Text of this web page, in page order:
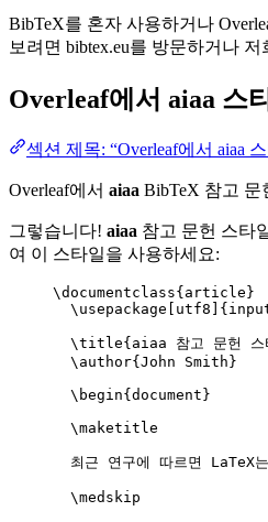
BibTeX를 혼자 사용하거나
보려면 bibtex.eu를 방문하거나
Overleaf에서 aiaa 스
섹션 제목: “Overleaf에서 aiaa
Overleaf에서 aiaa BibTeX 참고 문
그렇습니다! aiaa 참고 문헌 스타
여 이 스타일을 사용하세요:
\documentclass{ article }
\usepackage
utf8 ]{
\title{aiaa 참고 문헌 스
\author{John Smith}
\begin{ document }
\maketitle
최근 연구에 따르면 LaTeX
\medskip